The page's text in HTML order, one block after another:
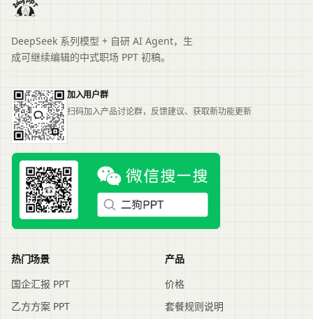
DeepSeek 系列模型 + 自研 AI Agent，生
成可继续编辑的中式职场 PPT 初稿。
加入用户群
扫码加入产品讨论群，反馈建议、获取新功能更新
热门场景
国企汇报 PPT
乙方方案 PPT
产品
价格
套餐规则说明